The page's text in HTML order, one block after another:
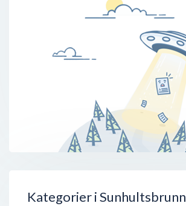
Kategorier i Sunhultsbrunn